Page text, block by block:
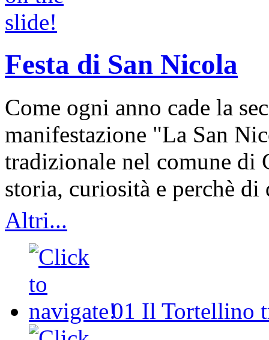
Festa di San Nicola
Come ogni anno cade la
manifestazione "La San
tradizionale nel comune di
storia, curiosità e perchè
Altri...
01 Il Tortellino